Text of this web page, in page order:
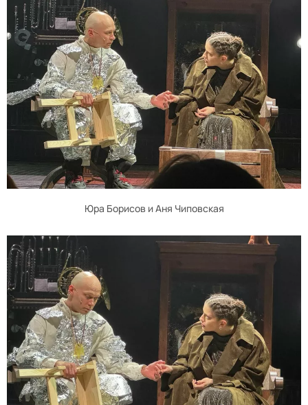
Юра Борисов и Аня Чиповская